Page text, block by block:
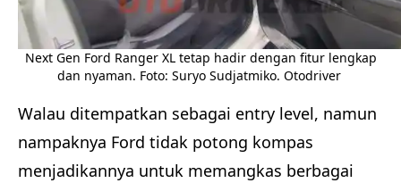
Next Gen Ford Ranger XL tetap hadir dengan fitur lengkap
dan nyaman. Foto: Suryo Sudjatmiko. Otodriver
Walau ditempatkan sebagai entry level, namun
nampaknya Ford tidak potong kompas
menjadikannya untuk memangkas berbagai